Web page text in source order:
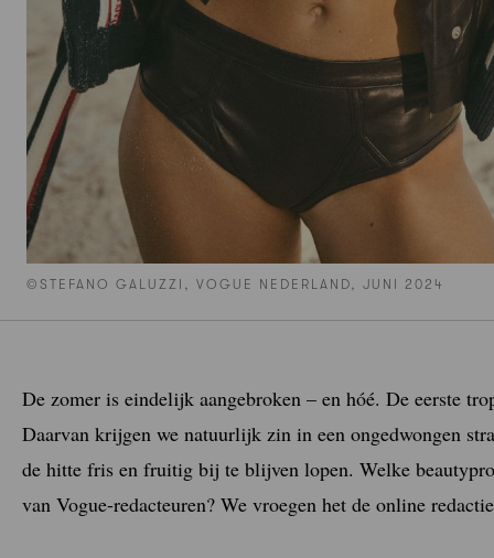
©STEFANO GALUZZI, VOGUE NEDERLAND, JUNI 2024
De zomer is eindelijk aangebroken – en hóé. De eerste
Daarvan krijgen we natuurlijk zin in een ongedwongen
de hitte fris en fruitig bij te blijven lopen. Welke
van Vogue-redacteuren? We vroegen het de online